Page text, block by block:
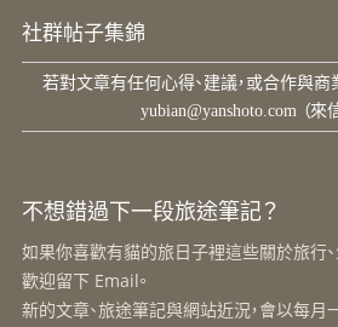
社群帖子集錦
若對文章有任何心得、建議，或合作與商
yubian@yanshoto.com （來
不想錯過下一段旅途筆記？
如果你喜歡有貓的旅日子裡這些關於旅行
歡迎留下 Email。
新的文章、旅途筆記與網站近況，會以每月